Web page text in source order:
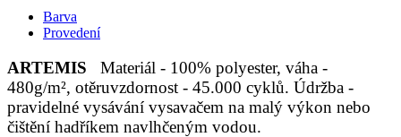
Barva
Provedení
ARTEMIS
Materiál - 100% polyester, váha -
480g/m², otěruvzdornost - 45.000 cyklů. Údržba -
pravidelné vysávání vysavačem na malý výkon nebo
čištění hadříkem navlhčeným vodou.